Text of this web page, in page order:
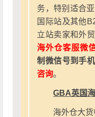
务，特别适合
国际站及其他
立站卖家和外贸
海外仓客服微
制微信号到手
咨询。
GBA英国
海外仓大